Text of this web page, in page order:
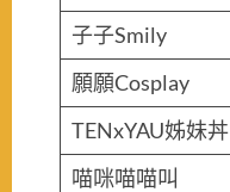
子子Smily
願願Cosplay
TENxYAU姊妹丼
喵咪喵喵叫